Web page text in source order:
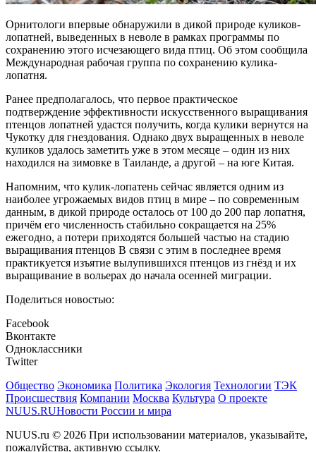
Орнитологи впервые обнаружили в дикой природе куликов-
лопатней, выведенных в неволе в рамках программы по
сохранению этого исчезающего вида птиц. Об этом сообщила
Международная рабочая группа по сохранению кулика-
лопатня.
Ранее предполагалось, что первое практическое
подтверждение эффективности искусственного выращивания
птенцов лопатней удастся получить, когда кулики вернутся на
Чукотку для гнездования. Однако двух выращенных в неволе
куликов удалось заметить уже в этом месяце – один из них
находился на зимовке в Таиланде, а другой – на юге Китая.
Напомним, что кулик-лопатень сейчас является одним из
наиболее угрожаемых видов птиц в мире – по современным
данным, в дикой природе осталось от 100 до 200 пар лопатня,
причём его численность стабильно сокращается на 25%
ежегодно, а потери приходятся большей частью на стадию
выращивания птенцов В связи с этим в последнее время
практикуется изъятие вылупившихся птенцов из гнёзд и их
выращивание в вольерах до начала осенней миграции.
Поделиться новостью:
Facebook
Вконтакте
Одноклассники
Twitter
Общество Экономика Политика Экология Технологии ТЭК
Происшествия Компании Москва Культура О проекте
NUUS.RUНовости России и мира
NUUS.ru © 2026 При использовании материалов, указывайте,
пожалуйства, активную ссылку.